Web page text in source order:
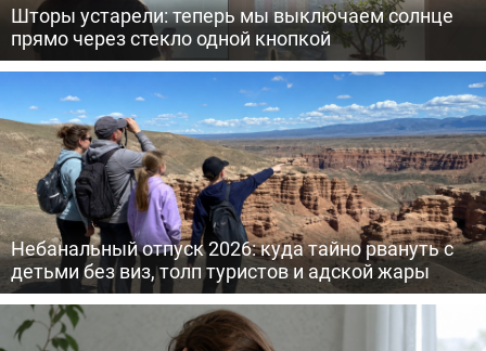
Шторы устарели: теперь мы выключаем солнце
прямо через стекло одной кнопкой
Небанальный отпуск 2026: куда тайно рвануть с
детьми без виз, толп туристов и адской жары